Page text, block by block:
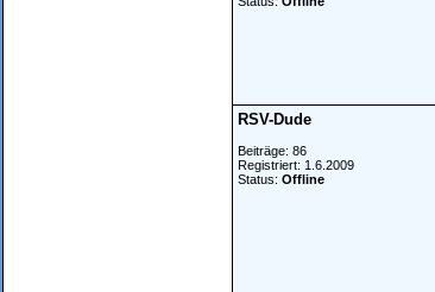
RSV-Dude
Beiträge: 86
Registriert: 1.6.2009
Status: Offline